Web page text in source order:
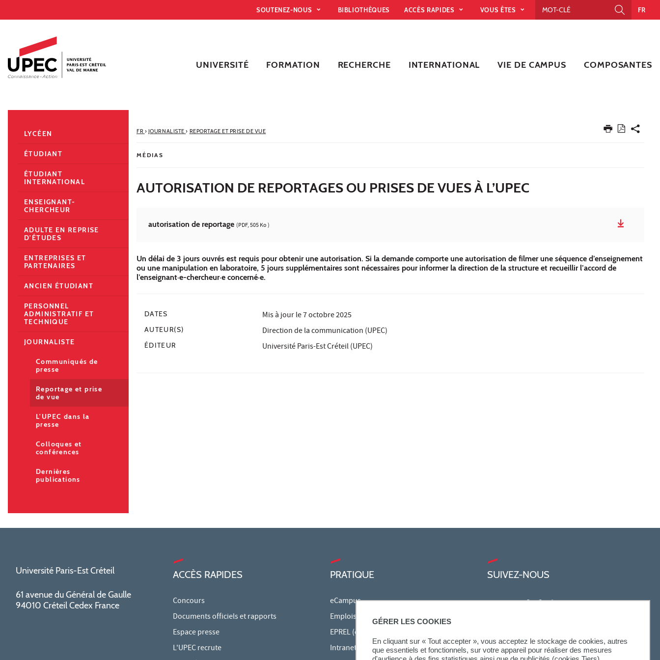
GÉRER LES COOKIES
En cliquant sur « Tout accepter », vous acceptez le stockage de cookies, autres
que essentiels et fonctionnels, sur votre appareil pour réaliser des mesures
Accès directs
Recherche
Navigation secondaire
SOUTENEZ-NOUS BIBLIOTHÈQUES ACCÈS RAPIDES VOUS ÊTES FR
UNIVERSITÉ FORMATION RECHERCHE INTERNATIONAL VIE DE CAMPUS COMPOSANTES
FR › JOURNALISTE› REPORTAGE ET PRISE DE VUE
MÉDIAS
AUTORISATION DE REPORTAGES OU PRISES DE VUES À L’UPEC
autorisation de reportage (PDF, 505 Ko )
Un délai de 3 jours ouvrés est requis pour obtenir une autorisation. Si la demande comporte une autorisation de filmer une séquence d’enseignement
ou une manipulation en laboratoire, 5 jours supplémentaires sont nécessaires pour informer la direction de la structure et recueillir l’accord de
l’enseignant·e-chercheur·e concerné·e.
DATES Mis à jour le7 octobre 2025
AUTEUR(S) Direction de la communication (UPEC)
ÉDITEUR Université Paris-Est Créteil (UPEC)
LYCÉEN
ÉTUDIANT
ÉTUDIANT
INTERNATIONAL
ENSEIGNANT-
CHERCHEUR
ADULTE EN REPRISE
D'ÉTUDES
ENTREPRISES ET
PARTENAIRES
ANCIEN ÉTUDIANT
PERSONNEL
ADMINISTRATIF ET
TECHNIQUE
JOURNALISTE
Communiqués de
presse
Reportage et prise
de vue
L'UPEC dans la
presse
Colloques et
conférences
Dernières
publications
Université Paris-Est Créteil
61 avenue du Général de Gaulle
94010 Créteil Cedex France
ACCÈS RAPIDES
Concours
Documents officiels et rapports
Espace presse
L'UPEC recrute
PRATIQUE
eCampus
Emplois du temps en ligne
EPREL (cours en ligne)
Intranet des personnels
SUIVEZ-NOUS